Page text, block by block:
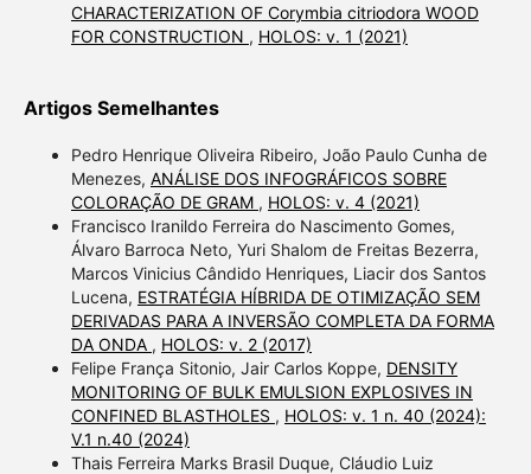
CHARACTERIZATION OF Corymbia citriodora WOOD
FOR CONSTRUCTION , HOLOS: v. 1 (2021)
Artigos Semelhantes
Pedro Henrique Oliveira Ribeiro, João Paulo Cunha de
Menezes, ANÁLISE DOS INFOGRÁFICOS SOBRE
COLORAÇÃO DE GRAM , HOLOS: v. 4 (2021)
Francisco Iranildo Ferreira do Nascimento Gomes,
Álvaro Barroca Neto, Yuri Shalom de Freitas Bezerra,
Marcos Vinicius Cândido Henriques, Liacir dos Santos
Lucena, ESTRATÉGIA HÍBRIDA DE OTIMIZAÇÃO SEM
DERIVADAS PARA A INVERSÃO COMPLETA DA FORMA
DA ONDA , HOLOS: v. 2 (2017)
Felipe França Sitonio, Jair Carlos Koppe, DENSITY
MONITORING OF BULK EMULSION EXPLOSIVES IN
CONFINED BLASTHOLES , HOLOS: v. 1 n. 40 (2024):
V.1 n.40 (2024)
Thais Ferreira Marks Brasil Duque, Cláudio Luiz